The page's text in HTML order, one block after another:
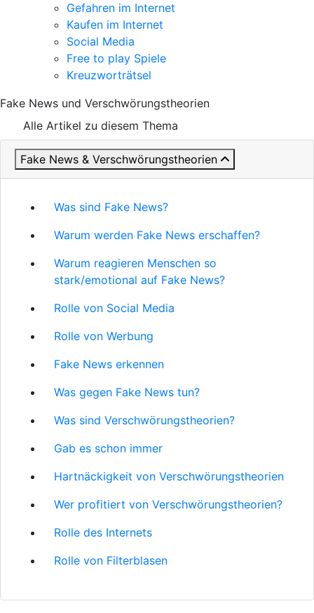
Gefahren im Internet
Kaufen im Internet
Social Media
Free to play Spiele
Kreuzworträtsel
Fake News und Verschwörungstheorien
Alle Artikel zu diesem Thema
Fake News & Verschwörungstheorien
Was sind Fake News?
Warum werden Fake News erschaffen?
Warum reagieren Menschen so
stark/emotional auf Fake News?
Rolle von Social Media
Rolle von Werbung
Fake News erkennen
Was gegen Fake News tun?
Was sind Verschwörungstheorien?
Gab es schon immer
Hartnäckigkeit von Verschwörungstheorien
Wer profitiert von Verschwörungstheorien?
Rolle des Internets
Rolle von Filterblasen